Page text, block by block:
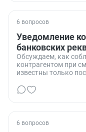
6 вопросов
Уведомление
банковских
Обсуждаем, как
контрагентом при
известны только
6 вопросов